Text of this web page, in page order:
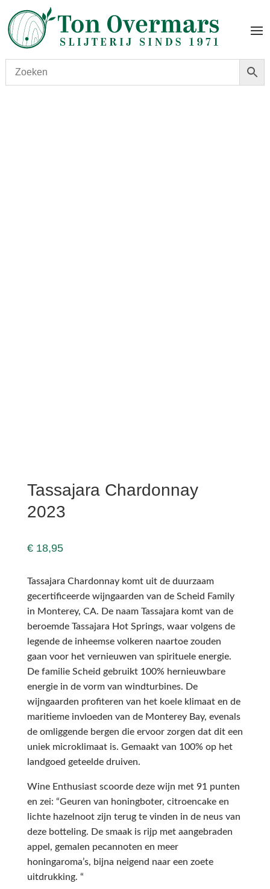
Tassajara Chardonnay
2023
€18,95
Tassajara Chardonnay komt uit de duurzaam
gecertificeerde wijngaarden van de Scheid Family
in Monterey, CA. De naam Tassajara komt van de
beroemde Tassajara Hot Springs, waar volgens de
legende de inheemse volkeren naartoe zouden
gaan voor het vernieuwen van spirituele energie.
De familie Scheid gebruikt 100% hernieuwbare
energie in de vorm van windturbines. De
wijngaarden profiteren van het koele klimaat en de
maritieme invloeden van de Monterey Bay, evenals
de omliggende bergen die ervoor zorgen dat dit een
uniek microklimaat is. Gemaakt van 100% op het
landgoed geteelde druiven.
Wine Enthusiast scoorde deze wijn met 91 punten
en zei: “Geuren van honingboter, citroencake en
lichte hazelnoot zijn terug te vinden in de neus van
deze botteling. De smaak is rijp met aangebraden
appel, gemalen pecannoten en meer
honingaroma’s, bijna neigend naar een zoete
uitdrukking. “